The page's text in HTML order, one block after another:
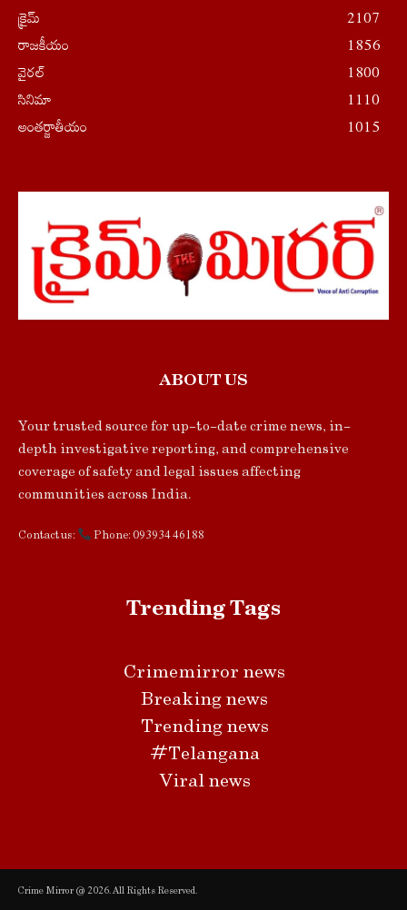
క్రైమ్
2107
రాజకీయం
1856
వైరల్
1800
సినిమా
1110
అంతర్జాతీయం
1015
ABOUT US
Your trusted source for up-to-date crime news, in-
depth investigative reporting, and comprehensive
coverage of safety and legal issues affecting
communities across India.
Contact us: Phone: 093934 46188
Trending Tags
Crimemirror news
Breaking news
Trending news
#Telangana
Viral news
Crime Mirror @ 2026. All Rights Reserved.